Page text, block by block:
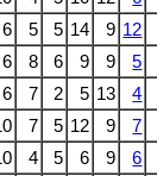
6 5 5 14 9 12
6 8 6 9 9 5
6 7 2 5 13 4
7 5 12 9 7
4 5 6 9 6